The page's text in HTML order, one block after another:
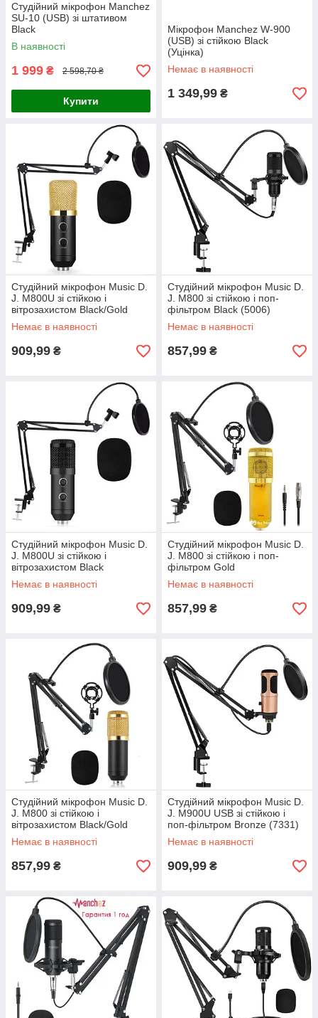
Студійний мікрофон Manchez
SU-10 (USB) зі штативом
Black
В наявності
1 999 ₴ 2 598,70 ₴
Купити
Мікрофон Manchez W-900
(USB) зі стійкою Black
(Уцінка)
Немає в наявності
1 349,99 ₴
Студійний мікрофон Music D.
J. M800U зі стійкою і
вітрозахистом Black/Gold
Немає в наявності
909,99 ₴
Студійний мікрофон Music D.
J. M800 зі стійкою і поп-
фільтром Black (5006)
Немає в наявності
857,99 ₴
Студійний мікрофон Music D.
J. M800U зі стійкою і
вітрозахистом Black
Немає в наявності
909,99 ₴
Студійний мікрофон Music D.
J. M800 зі стійкою і поп-
фільтром Gold
Немає в наявності
857,99 ₴
Студійний мікрофон Music D.
J. M800 зі стійкою і
вітрозахистом Black/Gold
(5006)
Немає в наявності
857,99 ₴
Студійний мікрофон Music D.
J. M900U USB зі стійкою і
поп-фільтром Bronze (7331)
Немає в наявності
909,99 ₴